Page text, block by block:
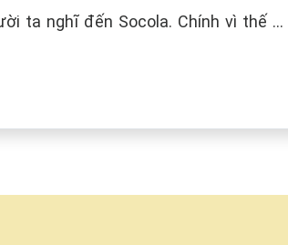
ta nghĩ đến Socola. Chính vì thế mà
tượng trưng cho màu của Socola.